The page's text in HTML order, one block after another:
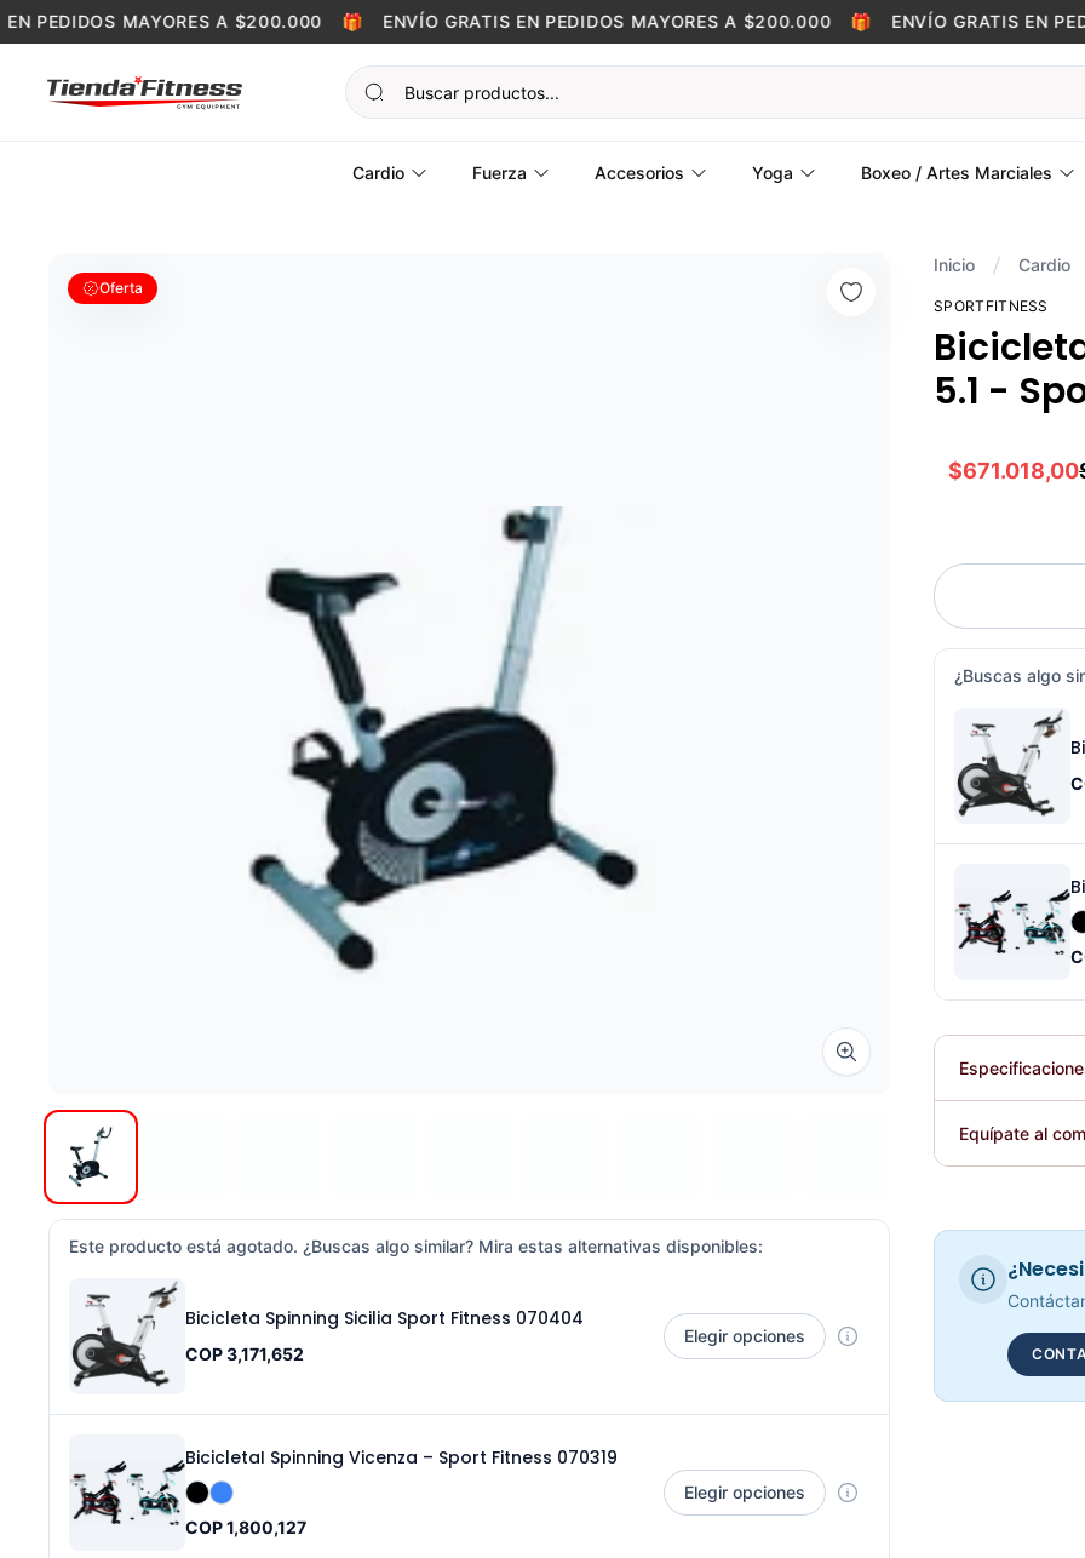
Skip to content
PEDIDOS MAYORES A $200.000 🎁 ENVÍO GRATIS EN PEDIDOS MAYORES A $200.000 🎁 ENVÍO GRATIS EN
Cardio Fuerza Accesorios Yoga Boxeo / Artes Marciales
Oferta
Zoom image
Este producto está agotado. ¿Buscas algo similar? Mira estas alternativas disponibles:
Bicicleta Spinning Sicilia Sport Fitness 070404
COP 3,171,652
Elegir opciones
BicicletaI Spinning Vicenza – Sport Fitness 070319
COP 1,800,127
Elegir opciones
Inicio Cardio
SPORTFITNESS
5.1 -
$671.018,00
¿Buscas algo
Plegable
Equípate al